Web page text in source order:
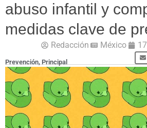
abuso infantil y
medidas clave de
Redacción México
Prevención, Principal